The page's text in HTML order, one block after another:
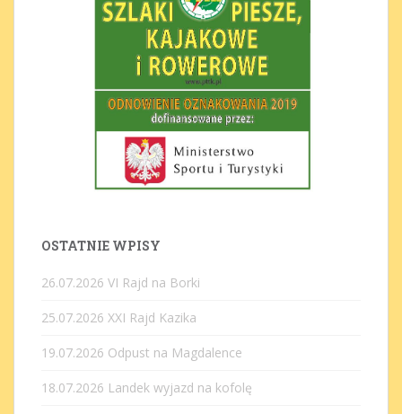
OSTATNIE WPISY
26.07.2026 VI Rajd na Borki
25.07.2026 XXI Rajd Kazika
19.07.2026 Odpust na Magdalence
18.07.2026 Landek wyjazd na kofolę